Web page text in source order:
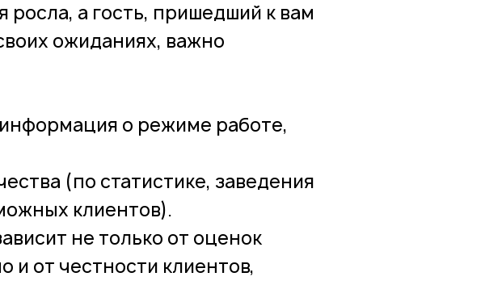
а гость, пришедший к вам
ожиданиях, важно
о режиме работе,
(по статистике, заведения
клиентов).
не только от оценок
и от честности клиентов,